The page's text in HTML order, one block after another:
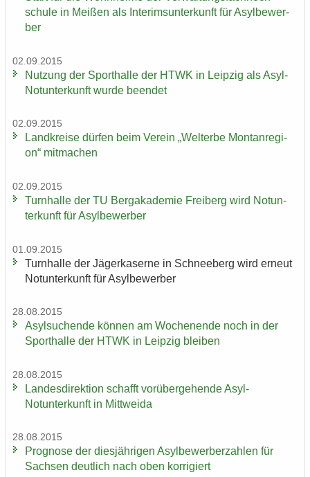
schu­le in Mei­ßen als In­te­rims­un­ter­kunft für Asyl­be­wer­
ber
02.09.2015
Nut­zung der Sport­hal­le der HTWK in Leip­zig als Asyl-​
Notunterkunft wurde be­en­det
02.09.2015
Land­krei­se dür­fen beim Ver­ein „Welt­erbe Mon­tan­re­gi­
on“ mit­ma­chen
02.09.2015
Turn­hal­le der TU Berg­aka­de­mie Frei­berg wird Not­un­
ter­kunft für Asyl­be­wer­ber
01.09.2015
Turn­hal­le der Jä­ger­ka­ser­ne in Schnee­berg wird er­neut
Not­un­ter­kunft für Asyl­be­wer­ber
28.08.2015
Asyl­su­chen­de kön­nen am Wo­chen­en­de noch in der
Sport­hal­le der HTWK in Leip­zig blei­ben
28.08.2015
Lan­des­di­rek­ti­on schafft vor­über­ge­hen­de Asyl-​
Notunterkunft in Mitt­wei­da
28.08.2015
Pro­gno­se der dies­jäh­ri­gen Asyl­be­wer­ber­zah­len für
Sach­sen deut­lich nach oben kor­ri­giert